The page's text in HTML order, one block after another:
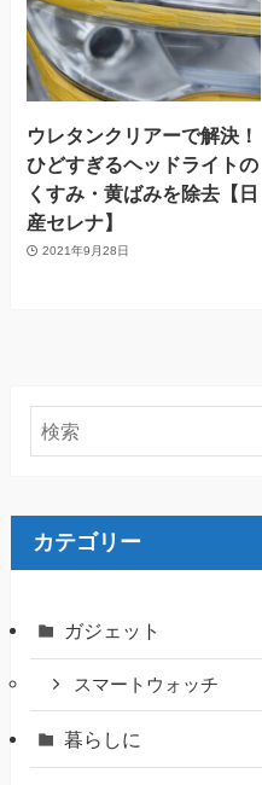
ウレタンクリアーで解決！
ひどすぎるヘッドライトの
くすみ・黄ばみを除去【日
産セレナ】
2021年9月28日
カテゴリー
ガジェット
スマートウォッチ
暮らしに